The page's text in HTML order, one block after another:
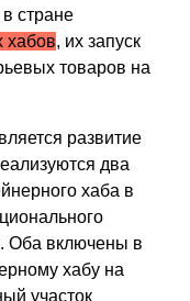
стране
хабов, их запуск
товаров на
развитие
два
хаба в
Оба включены в
хабу на
участок